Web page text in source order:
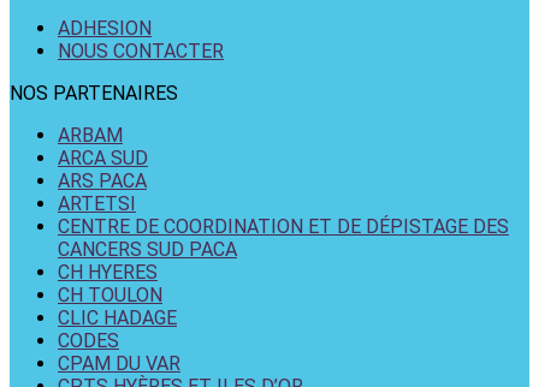
ADHESION
NOUS CONTACTER
NOS PARTENAIRES
ARBAM
ARCA SUD
ARS PACA
ARTETSI
CENTRE DE COORDINATION ET DE DÉPISTAGE DES
CANCERS SUD PACA
CH HYERES
CH TOULON
CLIC HADAGE
CODES
CPAM DU VAR